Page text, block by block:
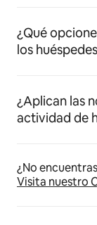
¿Qué
los
¿Aplican las
actividad de
¿No
Visita nuestro